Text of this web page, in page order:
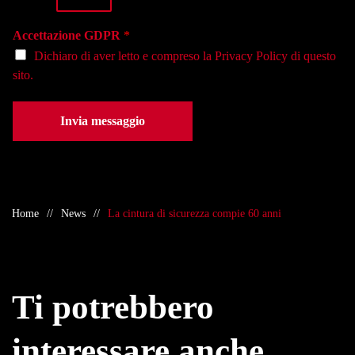
*
Accettazione GDPR *
Dichiaro di aver letto e compreso la Privacy Policy di questo
sito.
Invia messaggio
Home News La cintura di sicurezza compie 60 anni
Ti potrebbero